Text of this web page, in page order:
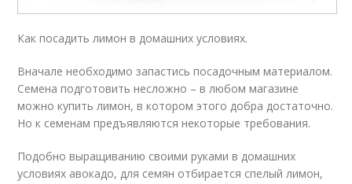
Как посадить лимон в домашних условиях.
Вначале необходимо запастись посадочным материалом.
Семена подготовить несложно – в любом магазине
можно купить лимон, в котором этого добра достаточно.
Но к семенам предъявляются некоторые требования.
Подобно выращиванию своими руками в домашних
условиях авокадо, для семян отбирается спелый лимон,